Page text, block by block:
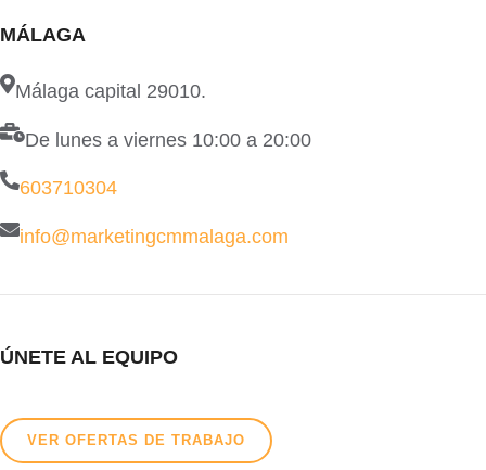
MÁLAGA
Málaga capital 29010.
De lunes a viernes 10:00 a 20:00
603710304
info@marketingcmmalaga.com
ÚNETE AL EQUIPO
VER OFERTAS DE TRABAJO